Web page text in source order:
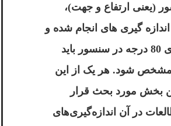
(یعنی ارتفاع و جهت)،
اندازه گیری های انجام شده و
روش اندازه گیری 80 درجه در سنسور باید
مشخص شود. هر یک از این
بخش مورد بحث قرار
در آن اندازه‌گیری‌های